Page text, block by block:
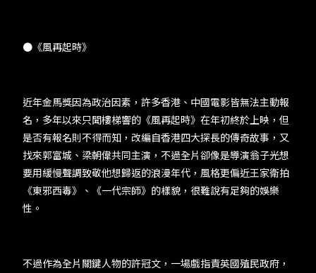
●《風再起時》
近年金馬獎因為政治因素，許多香港、中國電影皆無法主動報
名，多年以來只聞樓梯響的《風再起時》在年初終於上映，但
是否有報名則不得而知，改編自香港四大探長的傳奇故事，又
找來郭富城、梁朝偉共同主演，不過全片卻像是導演翁子光想
要用緩慢聲調致敬他想歸返的浪漫年代，風格更偏近王家衛拍
《東邪西毒》、《一代宗師》的樣貌，很難說有足夠的娛樂
性。
不過作為全片關鍵人物的許冠文，一場戲指責英國殖民政府，